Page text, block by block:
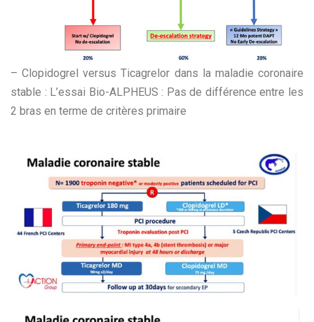
– Clopidogrel versus Ticagrelor dans la maladie coronaire
stable : L’essai Bio-ALPHEUS : Pas de différence entre les
2 bras en terme de critères primaire